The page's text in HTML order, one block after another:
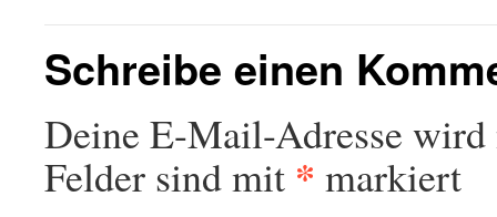
Schreibe einen
Deine E-Mail-Adresse
Felder sind mit * markiert